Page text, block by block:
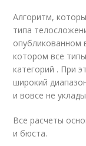
Алгоритм,
типа
котором все
категорий . При
широкий
и вовсе не
Все расчеты
и бюста.